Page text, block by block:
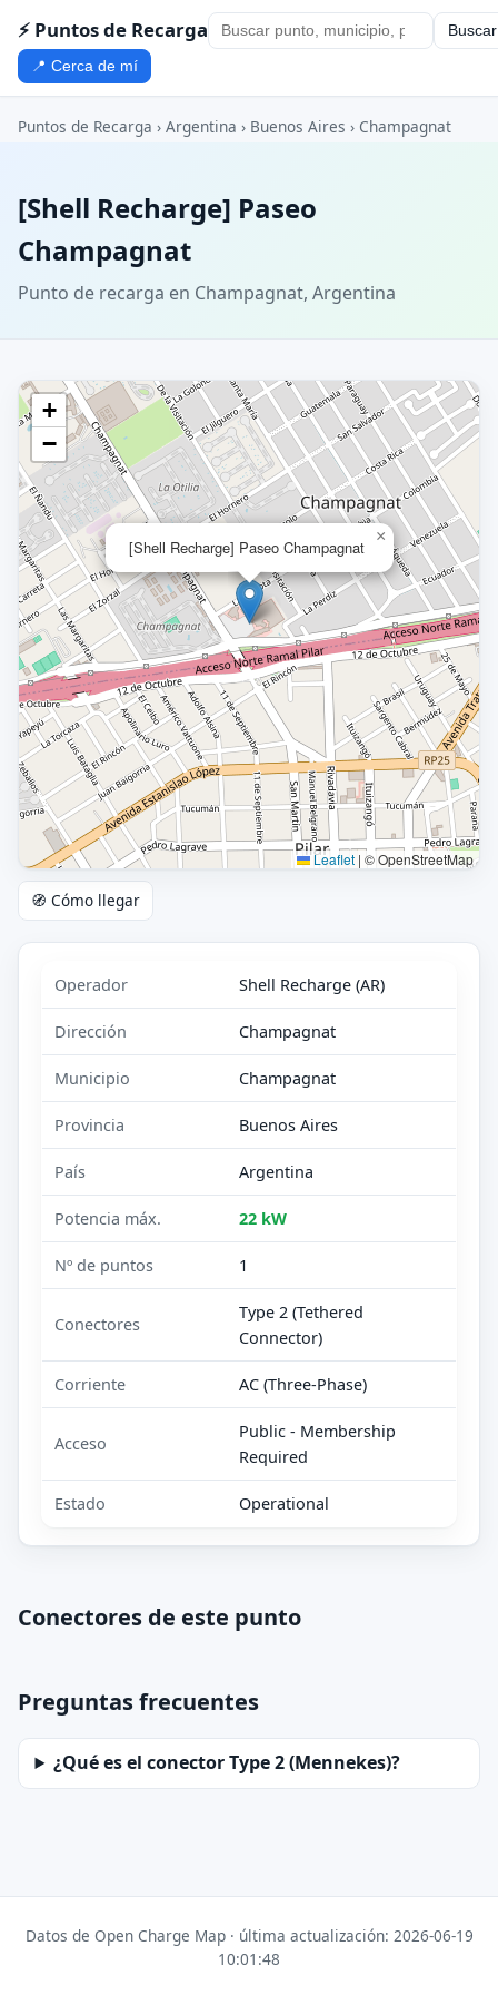
⚡ Puntos de Recarga Buscar
📍 Cerca de mí
Puntos de Recarga › Argentina › Buenos Aires › Champagnat
[Shell Recharge] Paseo
Champagnat
Punto de recarga en Champagnat, Argentina
[Shell Recharge] Paseo Champagnat
×
+
−
Leaflet | © OpenStreetMap
🧭 Cómo llegar
Operador Shell Recharge (AR)
Dirección Champagnat
Municipio Champagnat
Provincia Buenos Aires
País Argentina
Potencia máx. 22 kW
Nº de puntos 1
Conectores
Type 2 (Tethered
Connector)
Corriente AC (Three-Phase)
Acceso
Public - Membership
Required
Estado Operational
Conectores de este punto
Preguntas frecuentes
¿Qué es el conector Type 2 (Mennekes)?
Datos de Open Charge Map · última actualización: 2026-06-19
10:01:48